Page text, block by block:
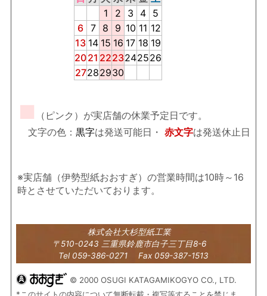
1
2 3 4 5
6 7 8 9 10 11 12
13 14 15 16 17 18 19
2021 2223242526
27282930
■
（ピンク）が実店舗の休業予定日です。
文字の色： 黒字は発送可能日・ 赤文字は発送休止日
※実店舗（伊勢型紙おおすぎ）の営業時間は10時～16
時とさせていただいております。
株式会社大杉型紙工業
〒510-0243 三重県鈴鹿市白子三丁目8-6
Tel 059-386-0271 Fax 059-387-1513
© 2000 OSUGI KATAGAMIKOGYO CO., LTD.